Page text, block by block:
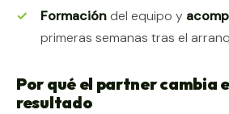
Formación del equipo y
primeras semanas tras el
Por qué el partner cambia
resultado